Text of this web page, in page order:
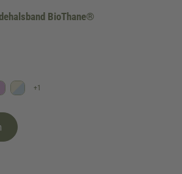
BioThane®
Himmelblau/Beige
+1